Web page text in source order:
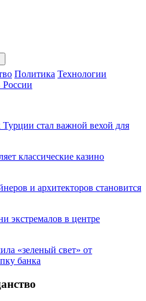
Политика Технологии
стал важной вехой для
классические казино
и архитекторов становится
экстремалов в центре
«зеленый свет» от
банка